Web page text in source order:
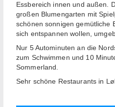
Essbereich innen und außen.
großen Blumengarten mit
schönen sonnigen gemütliche
sich entspannen wollen,
Nur 5 Autominuten an die
zum Schwimmen und 10
Sommerland.
Sehr schöne Restaurants in